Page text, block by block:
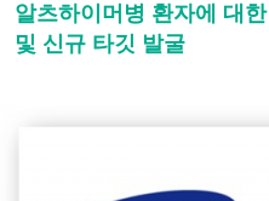
알츠하이머병 환자에 대
및 신규 타깃 발굴​